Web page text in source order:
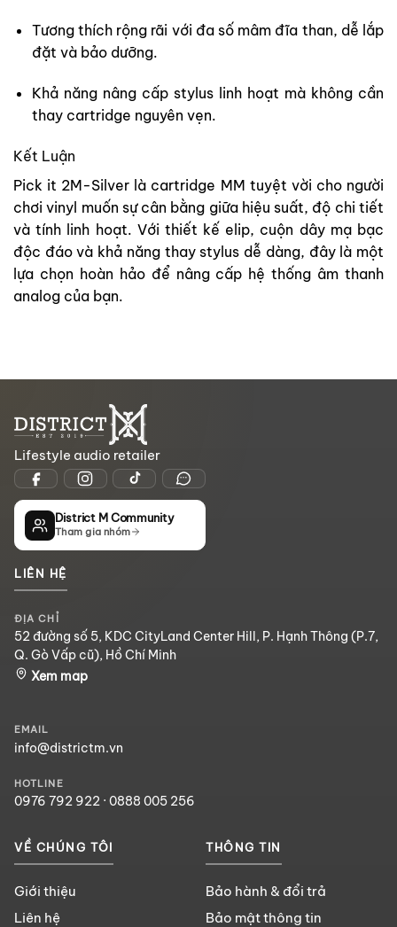
Tương thích rộng rãi với đa số mâm đĩa than, dễ lắp
đặt và bảo dưỡng.
Khả năng nâng cấp stylus linh hoạt mà không cần
thay cartridge nguyên vẹn.
Kết Luận
Pick it 2M-Silver là cartridge MM tuyệt vời cho người
chơi vinyl muốn sự cân bằng giữa hiệu suất, độ chi tiết
và tính linh hoạt. Với thiết kế elip, cuộn dây mạ bạc
độc đáo và khả năng thay stylus dễ dàng, đây là một
lựa chọn hoàn hảo để nâng cấp hệ thống âm thanh
analog của bạn.
Lifestyle audio retailer
District M Community
Tham gia nhóm
LIÊN HỆ
ĐỊA CHỈ
52 đường số 5, KDC CityLand Center Hill, P. Hạnh Thông (P.7,
Q. Gò Vấp cũ), Hồ Chí Minh
Xem map
EMAIL
info@districtm.vn
HOTLINE
0976 792 922 · 0888 005 256
VỀ CHÚNG TÔI
Giới thiệu
Liên hệ
THÔNG TIN
Bảo hành & đổi trả
Bảo mật thông tin